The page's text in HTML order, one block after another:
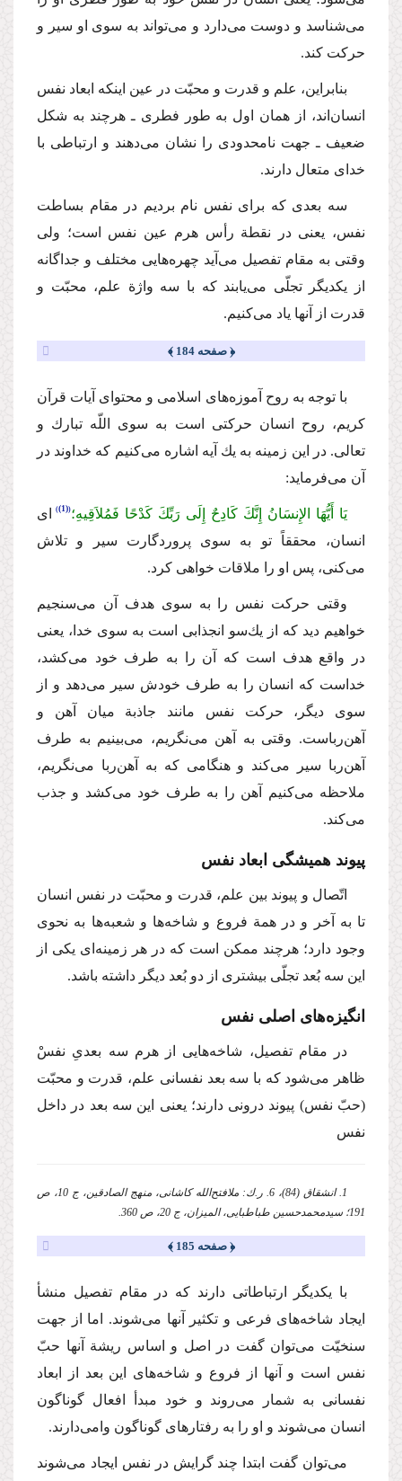
می‌شناسد و دوست می‌دارد و می‌تواند به سوی او سیر و
حركت كند.
بنابراین، علم و قدرت و محبّت در عین اینكه ابعاد نفس
انسان‌اند، از همان اول به طور فطری ـ هرچند به شكل
ضعیف ـ جهت نامحدودی را نشان می‌دهند و ارتباطی با
خدای متعال دارند.
سه بعدی كه برای نفس نام بردیم در مقام بساطت
نفس، یعنی در نقطة رأس هرم عین نفس است؛ ولی
وقتی به مقام تفصیل می‌آید چهره‌هایی مختلف و جداگانه
از یكدیگر تجلّی می‌‌یابند كه با سه واژة علم، محبّت و
قدرت از آنها یاد می‌كنیم.
﴿ صفحه 184 ﴾
با توجه به روح آموزه‌های اسلامی و محتوای آیات قرآن
كریم، روح انسان حركتی است به سوی اللّه تبارك و
تعالی. در این زمینه به یك آیه اشاره می‌كنیم كه خداوند در
آن می‌فرماید:
یَا أَیُّهَا الإِنسَانُ إِنَّكَ كَادِحٌ إِلَى رَبِّكَ كَدْحًا فَمُلاَقِیهِ؛ (1)
ای
انسان، محققاً تو به سوی پروردگارت سیر و تلاش
می‌كنی، پس او را ملاقات خواهی كرد.
وقتی حركت نفس را به سوی هدف آن می‌سنجیم
خواهیم دید كه از یك‌سو انجذابی است به سوی خدا، یعنی
در واقع هدف است كه آن را به طرف خود می‌كشد،
خداست كه انسان را به طرف خودش سیر می‌دهد و از
سوی دیگر، حركت نفس مانند جاذبة میان آهن و
آهن‌رباست. وقتی به آهن می‌نگریم، می‌بینیم به طرف
آهن‌ربا سیر می‌كند و هنگامی كه به آهن‌ربا می‌نگریم،
ملاحظه می‌كنیم آهن را به طرف خود می‌كشد و جذب
می‌كند.
پیوند همیشگی ابعاد نفس
اتّصال و پیوند بین علم، قدرت و محبّت در نفس انسان
تا به آخر و در همة فروع و شاخه‌ها و شعبه‌ها به نحوی
وجود دارد؛ هرچند ممكن است كه در هر زمینه‌ای یكی از
این سه بُعد تجلّی بیشتری از دو بُعد دیگر داشته باشد.
انگیزه‌های اصلی نفس
در مقام تفصیل، شاخه‌هایی از هرم سه بعدیِ نفسْ
ظاهر می‌شود كه با سه بعد نفسانی علم، قدرت و محبّت
(حبّ نفس) پیوند درونی دارند؛ یعنی این سه بعد در داخل
نفس
1. انشقاق (84)، 6. ر.ك: ملافتح‌الله كاشانی، منهج الصادقین، ج 10، ص
191؛ سیدمحمدحسین طباطبایی، المیزان، ج 20، ص 360.
﴿ صفحه 185 ﴾
با یكدیگر ارتباطاتی دارند كه در مقام تفصیل منشأ
ایجاد شاخه‌های فرعی و تكثیر آنها می‌شوند. اما از جهت
سنخیّت می‌توان گفت در اصل و اساس ریشة آنها حبّ
نفس است و آنها از فروع و شاخه‌های این بعد از ابعاد
نفسانی به شمار می‌روند و خود مبدأ افعال گوناگون
انسان می‌شوند و او را به رفتارهای گوناگون وامی‌دارند.
می‌توان گفت ابتدا چند گرایش در نفس ایجاد می‌شوند